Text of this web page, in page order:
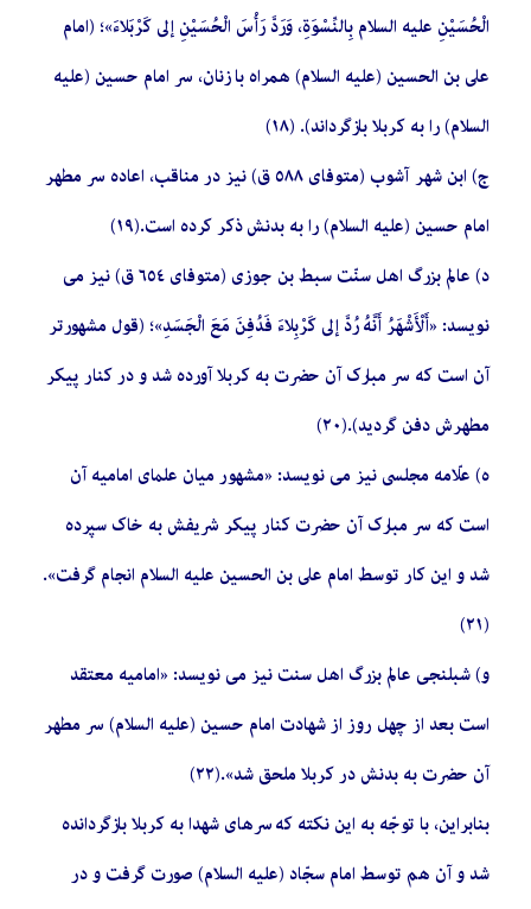
الْحُسَیْنِ علیه السلام بِالنِّسْوَةِ، وَرَدَّ رَأْسَ الْحُسَیْنِ إلى‏ کَرْبَلاءَ»؛ (امام
على بن الحسین (علیه السلام) همراه با زنان، سر امام حسین (علیه
السلام) را به کربلا بازگرداند). (١٨)
ج) ابن شهر آشوب (متوفاى ٥٨٨ ق) نیز در مناقب، اعاده سر مطهر
امام حسین (علیه السلام) را به بدنش ذکر کرده است.(١٩)
د) عالم بزرگ اهل سنّت سبط بن جوزى (متوفاى ٦٥٤ ق) نیز مى‏
نویسد: «أَلْأَشْهَرُ أَنَّهُ رُدَّ إلى‏ کَرْبِلاءَ فَدُفِنَ مَعَ الْجَسَدِ»؛ (قول مشهورتر
آن است که سر مبارک آن حضرت به کربلا آورده شد و در کنار پیکر
مطهرش دفن گردید).(٢٠)
ه) علّامه مجلسى نیز مى‏ نویسد: «مشهور میان علماى امامیه آن
است که سر مبارک آن حضرت کنار پیکر شریفش به خاک سپرده
شد و این کار توسط امام على‏ بن‏ الحسین علیه السلام انجام گرفت».
(٢١)
و) شبلنجى عالم بزرگ اهل سنت نیز مى‏ نویسد: «امامیه معتقد
است بعد از چهل روز از شهادت امام حسین (علیه السلام) سر مطهر
آن حضرت به بدنش در کربلا ملحق شد».(٢٢)
بنابراین، با توجّه به این نکته که سرهاى شهدا به کربلا بازگردانده
شد و آن هم توسط امام سجّاد (علیه السلام) صورت گرفت و در